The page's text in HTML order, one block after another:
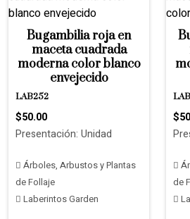
Bugambilia roja en
maceta cuadrada
moderna color blanco
envejecido
LAB252
$50.00
Presentación: Unidad
Árboles, Arbustos y Plantas
de Follaje
Laberintos Garden
de